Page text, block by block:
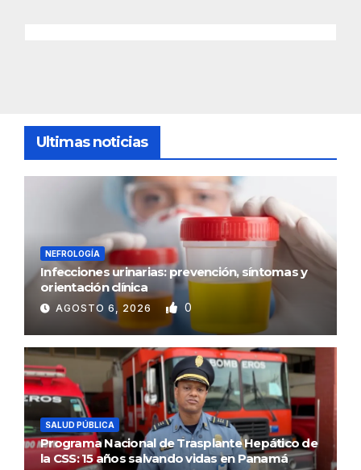
Ultimas noticias
NEFROLOGÍA
Infecciones urinarias: prevención, síntomas y
orientación clínica
AGOSTO 6, 2026 0
SALUD PÚBLICA
Programa Nacional de Trasplante Hepático de
la CSS: 15 años salvando vidas en Panamá